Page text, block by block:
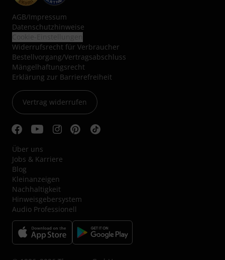
AGB/Impressum
Datenschutzhinweise
Widerrufsrecht für Verbraucher
Bestellvorgang/Vertragsabschluss
Mängelhaftungsrecht
Erklärung zur Barrierefreiheit
Vertrag widerrufen
Über uns
Jobs & Karriere
Blog
Kleinanzeigen
Nachhaltigkeit
Hinweisgebersystem
Audio Professionell